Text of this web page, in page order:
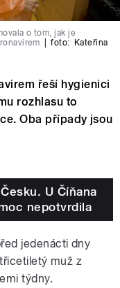
o tom, jak je
foto:
Kateřina
řeší hygienici
rozhlasu to
Oba případy jsou
U Číňana
nepotvrdila
jedenácti dny
muž z
týdny.